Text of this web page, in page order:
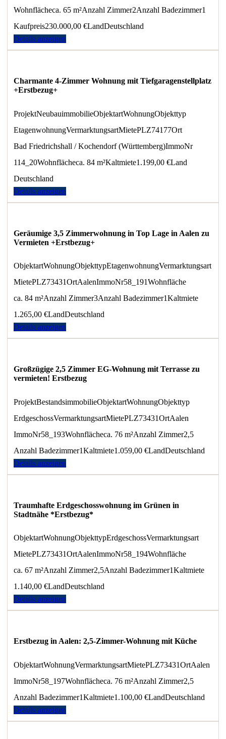
Wohnflächeca. 65 m²Anzahl Zimmer2Anzahl Badezimmer1
Kaufpreis230.000,00 €LandDeutschland
Details anzeigen
Charmante 4-Zimmer Wohnung mit Tiefgaragenstellplatz
+Erstbezug+
ProjektNeubauimmobilieObjektartWohnungObjekttyp
EtagenwohnungVermarktungsartMietePLZ74177Ort
Bad Friedrichshall / Kochendorf (Württemberg)ImmoNr
114_20Wohnflächeca. 84 m²Kaltmiete1.199,00 €Land
Deutschland
Details anzeigen
Geräumige 3,5 Zimmerwohnung in Top Lage in Aalen zu
Vermieten +Erstbezug+
ObjektartWohnungObjekttypEtagenwohnungVermarktungsart
MietePLZ73431OrtAalenImmoNr58_191Wohnfläche
ca. 84 m²Anzahl Zimmer3Anzahl Badezimmer1Kaltmiete
1.265,00 €LandDeutschland
Details anzeigen
Großzügige 2,5 Zimmer EG-Wohnung mit Terrasse zu
vermieten! Erstbezug
ProjektBestandsimmobilieObjektartWohnungObjekttyp
ErdgeschossVermarktungsartMietePLZ73431OrtAalen
ImmoNr58_193Wohnflächeca. 76 m²Anzahl Zimmer2,5
Anzahl Badezimmer1Kaltmiete1.059,00 €LandDeutschland
Details anzeigen
Traumhafte Erdgeschosswohnung im Grünen in
Stadtnähe *Erstbezug*
ObjektartWohnungObjekttypErdgeschossVermarktungsart
MietePLZ73431OrtAalenImmoNr58_194Wohnfläche
ca. 67 m²Anzahl Zimmer2,5Anzahl Badezimmer1Kaltmiete
1.140,00 €LandDeutschland
Details anzeigen
Erstbezug in Aalen: 2,5-Zimmer-Wohnung mit Küche
ObjektartWohnungVermarktungsartMietePLZ73431OrtAalen
ImmoNr58_197Wohnflächeca. 76 m²Anzahl Zimmer2,5
Anzahl Badezimmer1Kaltmiete1.100,00 €LandDeutschland
Details anzeigen